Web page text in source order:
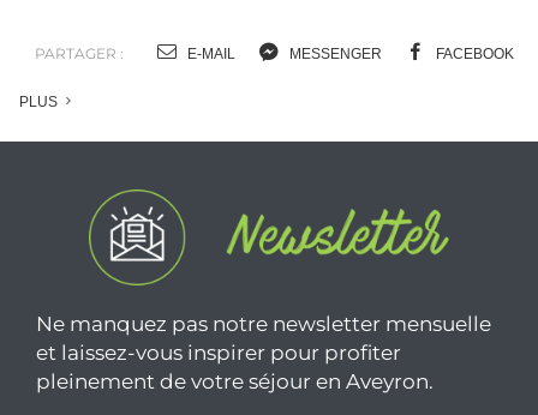
PARTAGER : E-MAIL MESSENGER FACEBOOK
PLUS
Ne manquez pas notre newsletter mensuelle
et laissez-vous inspirer pour profiter
pleinement de votre séjour en Aveyron.